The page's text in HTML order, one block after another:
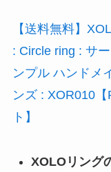
【送料無料】
: Circle ring : サ
ンプル ハンドメ
ンズ : XOR010
ト】
XOLOリング